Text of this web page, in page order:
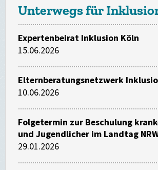
Unterwegs für
Expertenbeirat Inklusion Köln
15.06.2026
Elternberatungsnetzwerk
10.06.2026
Folgetermin zur Beschulung
und Jugendlicher im Landtag
29.01.2026